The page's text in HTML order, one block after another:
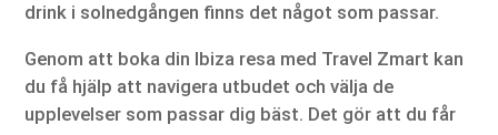
drink i solnedgången finns det något som passar.
Genom att boka din Ibiza resa med Travel Zmart kan
du få hjälp att navigera utbudet och välja de
upplevelser som passar dig bäst. Det gör att du får